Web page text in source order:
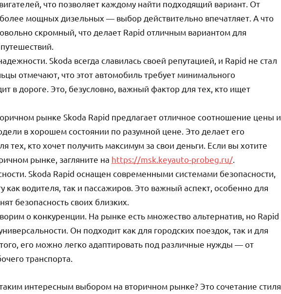
что позволяет каждому найти подходящий вариант. От
мощных дизельных — выбор действительно впечатляет. А что
скромный, что делает Rapid отличным вариантом для
Skoda всегда славилась своей репутацией, и Rapid не стал
отмечают, что этот автомобиль требует минимального
в дороге. Это, безусловно, важный фактор для тех, кто ищет
рынке Skoda Rapid предлагает отличное соотношение цены и
в хорошем состоянии по разумной цене. Это делает его
кто хочет получить максимум за свои деньги. Если вы хотите
рынке, загляните на https://msk.keyauto-probeg.ru/
Skoda Rapid оснащен современными системами безопасности,
как водителя, так и пассажиров. Это важный аспект, особенно для
безопасность своих близких.
о конкуренции. На рынке есть множество альтернатив, но Rapid
Он подходит как для городских поездок, так и для
его можно легко адаптировать под различные нужды — от
транспорта.
интересным выбором на вторичном рынке? Это сочетание стиля,